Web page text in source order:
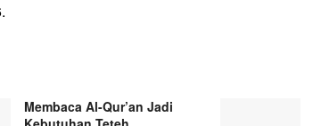
Membaca Al-Qur’an Jadi